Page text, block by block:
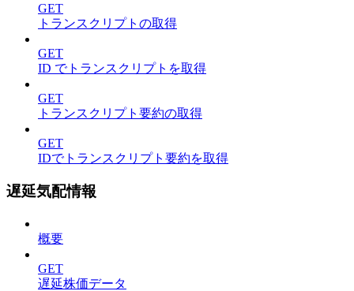
GET
トランスクリプトの取得
GET
ID でトランスクリプトを取得
GET
トランスクリプト要約の取得
GET
IDでトランスクリプト要約を取得
遅延気配情報
概要
GET
遅延株価データ